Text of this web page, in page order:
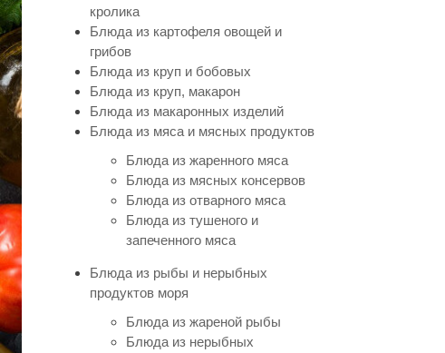
кролика
Блюда из картофеля овощей и
грибов
Блюда из круп и бобовых
Блюда из круп, макарон
Блюда из макаронных изделий
Блюда из мяса и мясных продуктов
Блюда из жаренного мяса
Блюда из мясных консервов
Блюда из отварного мяса
Блюда из тушеного и
запеченного мяса
Блюда из рыбы и нерыбных
продуктов моря
Блюда из жареной рыбы
Блюда из нерыбных